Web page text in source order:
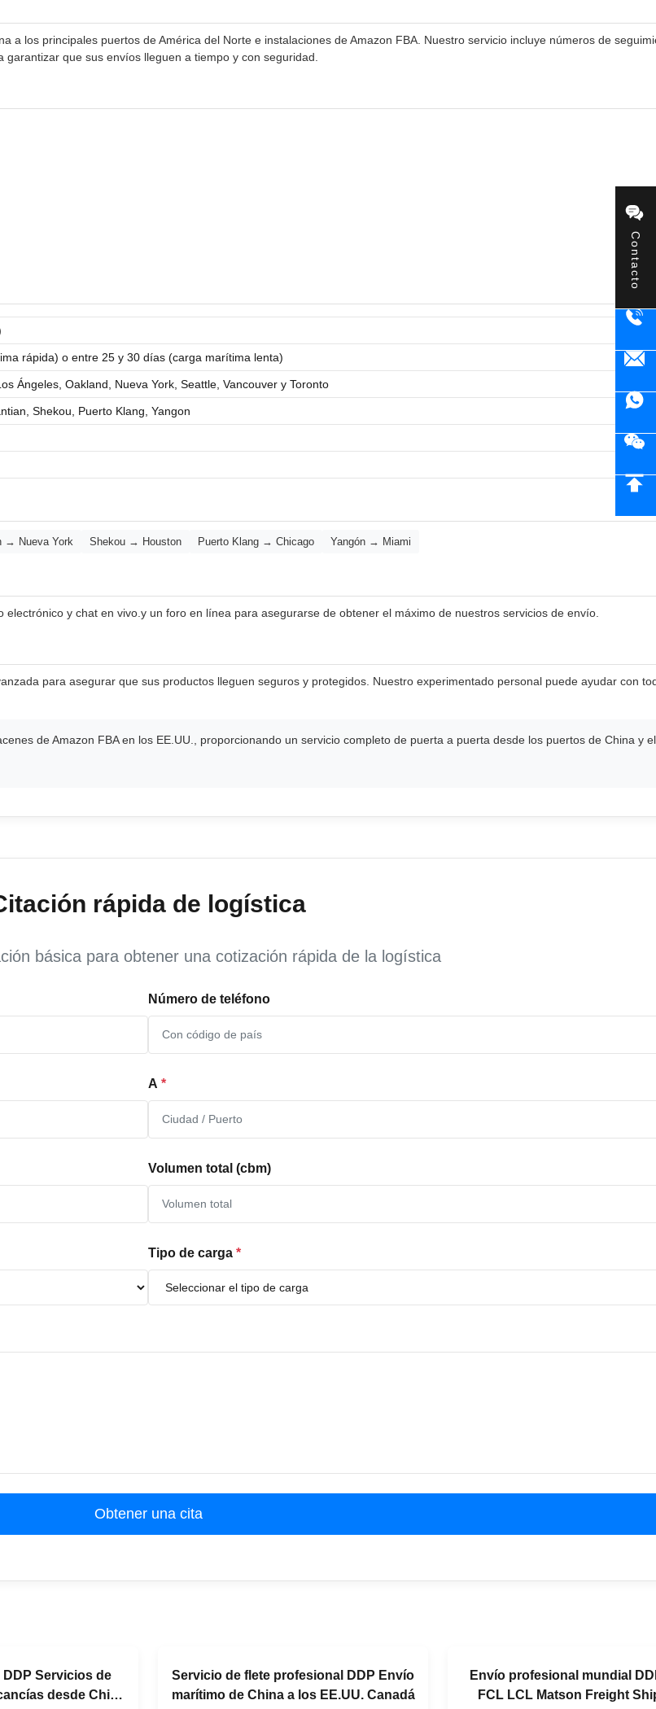
Contacto
a los principales puertos de América del Norte e instalaciones de Amazon FBA. Nuestro servicio incluye números de
que sus envíos lleguen a tiempo y con seguridad.
rápida) o entre 25 y 30 días (carga marítima lenta)
Ángeles, Oakland, Nueva York, Seattle, Vancouver y Toronto
Shekou, Puerto Klang, Yangon
→ Nueva York Shekou → Houston Puerto Klang → Chicago Yangón → Miami
y chat en vivo.y un foro en línea para asegurarse de obtener el máximo de nuestros servicios de envío.
para asegurar que sus productos lleguen seguros y protegidos. Nuestro experimentado personal puede ayudar con
de Amazon FBA en los EE.UU., proporcionando un servicio completo de puerta a puerta desde los puertos de China y el
rápida de logística
básica para obtener una cotización rápida de la logística
Número de teléfono
A *
Volumen total (cbm)
Tipo de carga *
Obtener una cita
DDP Servicios de
desde China
Servicio de flete profesional DDP Envío
marítimo de China a los EE.UU. Canadá
Envío profesional mundial
FCL LCL Matson Freight